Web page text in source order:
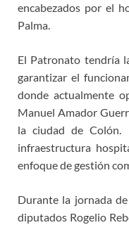
encabezados por el
Palma.
El Patronato tendría
garantizar el
donde actualmente
Manuel Amador
la ciudad de Colón.
infraestructura
enfoque de gestión
Durante la jornada
diputados Rogelio